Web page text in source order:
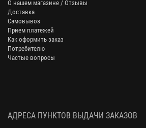
О нашем магазине / Отзывы
Доставка
Самовывоз
Прием платежей
Как оформить заказ
Потребителю
Частые вопросы
АДРЕСА ПУНКТОВ ВЫДАЧИ ЗАКАЗОВ